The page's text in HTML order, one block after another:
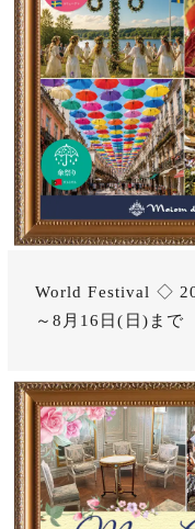
World Festival ◇
～8月16日(日)まで